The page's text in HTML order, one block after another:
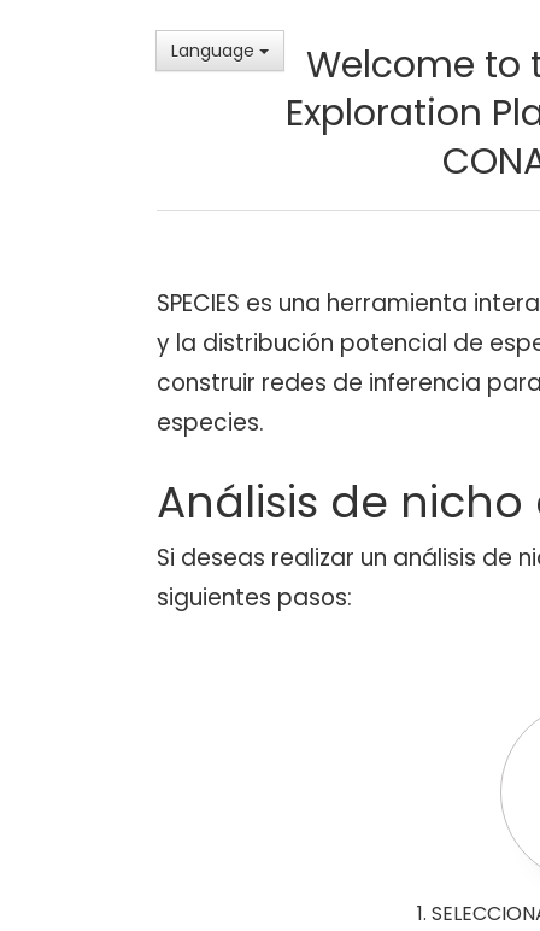
Language
Welcome to
Exploration
SPECIES es una herramienta
y la distribución potencial de
construir redes de inferencia
especies.
Análisis de
Si deseas realizar un análisis de
siguientes pasos:
1.